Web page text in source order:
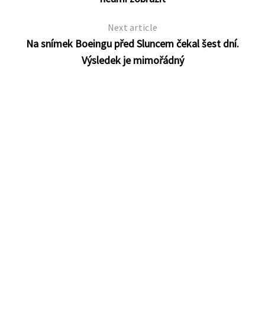
Next article
Na snímek Boeingu před Sluncem čekal šest dní.
Výsledek je mimořádný